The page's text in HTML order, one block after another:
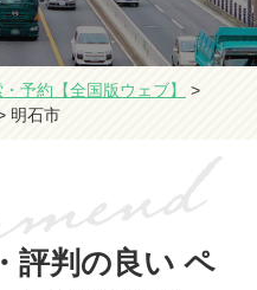
予約【全国版ウェブ】
>
明石市
評判の良い ペ